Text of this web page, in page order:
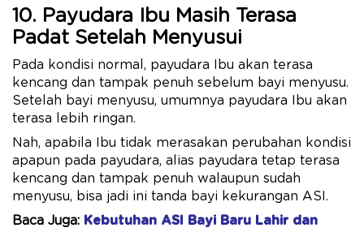
10. Payudara Ibu Masih Terasa
Padat Setelah Menyusui
Pada kondisi normal, payudara Ibu akan terasa
kencang dan tampak penuh sebelum bayi menyusu.
Setelah bayi menyusu, umumnya payudara Ibu akan
terasa lebih ringan.
Nah, apabila Ibu tidak merasakan perubahan kondisi
apapun pada payudara, alias payudara tetap terasa
kencang dan tampak penuh walaupun sudah
menyusu, bisa jadi ini tanda bayi kekurangan ASI.
Baca Juga: Kebutuhan ASI Bayi Baru Lahir dan